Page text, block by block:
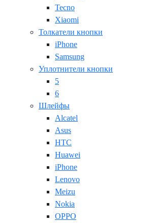
Tecno
Xiaomi
Толкатели кнопки
iPhone
Samsung
Уплотнители кнопки
5
6
Шлейфы
Alcatel
Asus
HTC
Huawei
iPhone
Lenovo
Meizu
Nokia
OPPO